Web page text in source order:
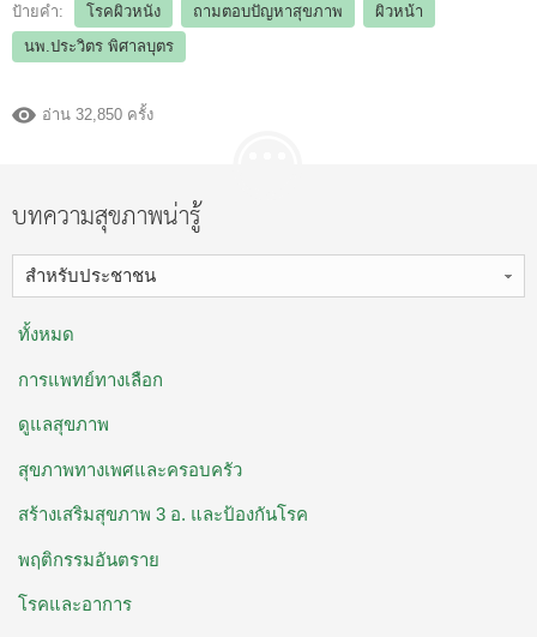
ป้ายคำ: โรคผิวหนัง ถามตอบปัญหาสุขภาพ
ผิวหน้า
นพ.ประวิตร พิศาลบุตร
อ่าน 32,850 ครั้ง
บทความสุขภาพน่ารู้
สำหรับประชาชน
ทั้งหมด
การแพทย์ทางเลือก
ดูแลสุขภาพ
สุขภาพทางเพศและครอบครัว
สร้างเสริมสุขภาพ 3 อ. ​และป้องกันโรค
พฤติกรรมอันตราย
โรคและอาการ